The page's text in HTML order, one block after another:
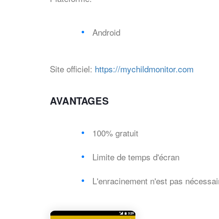
Android
Site officiel: https://mychildmonitor.com
AVANTAGES
100% gratuit
Limite de temps d'écran
L'enracinement n'est pas